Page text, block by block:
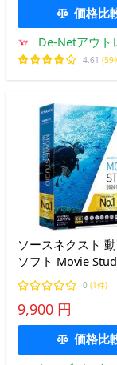
価格比
De-Netアウト
トア
4.61 (59
ソースネクスト
ソフト Movie
Platinum
0 (1件)
9,900 円
価格比